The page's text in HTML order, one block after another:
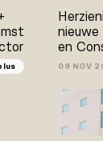
nieuwe
en
09 NOV